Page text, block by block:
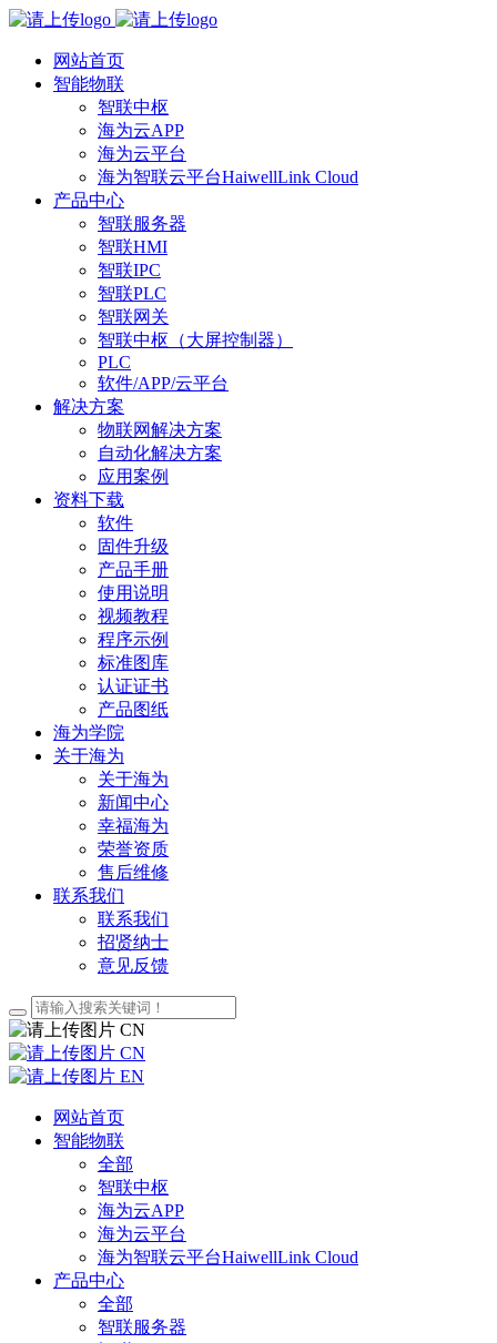
网站首页
智能物联
智联中枢
海为云APP
海为云平台
海为智联云平台HaiwellLink Cloud
产品中心
智联服务器
智联HMI
智联IPC
智联PLC
智联网关
智联中枢（大屏控制器）
PLC
软件/APP/云平台
解决方案
物联网解决方案
自动化解决方案
应用案例
资料下载
软件
固件升级
产品手册
使用说明
视频教程
程序示例
标准图库
认证证书
产品图纸
海为学院
关于海为
关于海为
新闻中心
幸福海为
荣誉资质
售后维修
联系我们
联系我们
招贤纳士
意见反馈
CN
CN
EN
网站首页
智能物联
全部
智联中枢
海为云APP
海为云平台
海为智联云平台HaiwellLink Cloud
产品中心
全部
智联服务器